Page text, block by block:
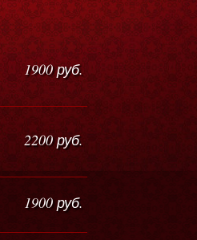
1900 руб.
2200 руб.
1900 руб.